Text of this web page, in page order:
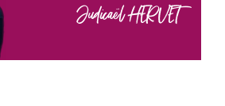
Judicaël HERVET